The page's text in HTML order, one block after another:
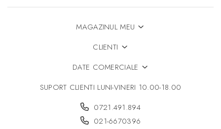
MAGAZINUL MEU
CLIENTI
DATE COMERCIALE
SUPORT CLIENTI LUNI-VINERI 10.00-18.00
0721.491.894
021-6670396